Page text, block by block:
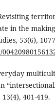
in the
53(6),
401-419.